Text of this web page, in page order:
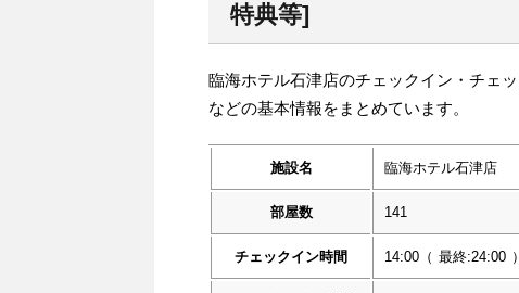
特典等]
臨海ホテル石津店のチェックイン・チェ
などの基本情報をまとめています。
施設名 臨海ホテル石津店
部屋数 141
チェックイン時間 14:00 （ 最終:24:00 ）